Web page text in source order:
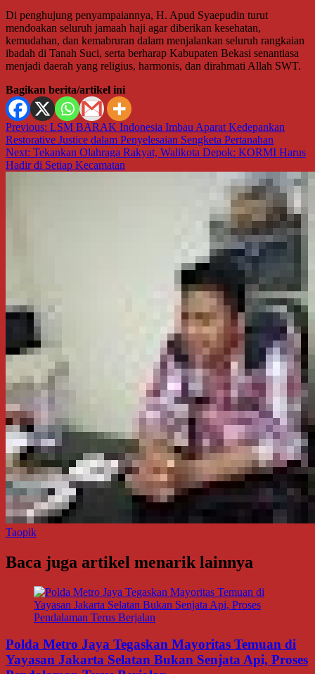
Di penghujung penyampaiannya, H. Apud Syaepudin turut
mendoakan seluruh jamaah haji agar diberikan kesehatan,
kemudahan, dan kemabruran dalam menjalankan seluruh rangkaian
ibadah di Tanah Suci, serta berharap Kabupaten Bekasi senantiasa
menjadi daerah yang religius, harmonis, dan dirahmati Allah SWT.
Bagikan berita/artikel ini
Navigasi
pos
Previous: LSM BARAK Indonesia Imbau Aparat Kedepankan
Restorative Justice dalam Penyelesaian Sengketa Pertanahan
Next: Tekankan Olahraga Rakyat, Walikota Depok: KORMI Harus
Hadir di Setiap Kecamatan
Taopik
Baca juga artikel menarik lainnya
Polda Metro Jaya Tegaskan Mayoritas Temuan di
Yayasan Jakarta Selatan Bukan Senjata Api, Proses